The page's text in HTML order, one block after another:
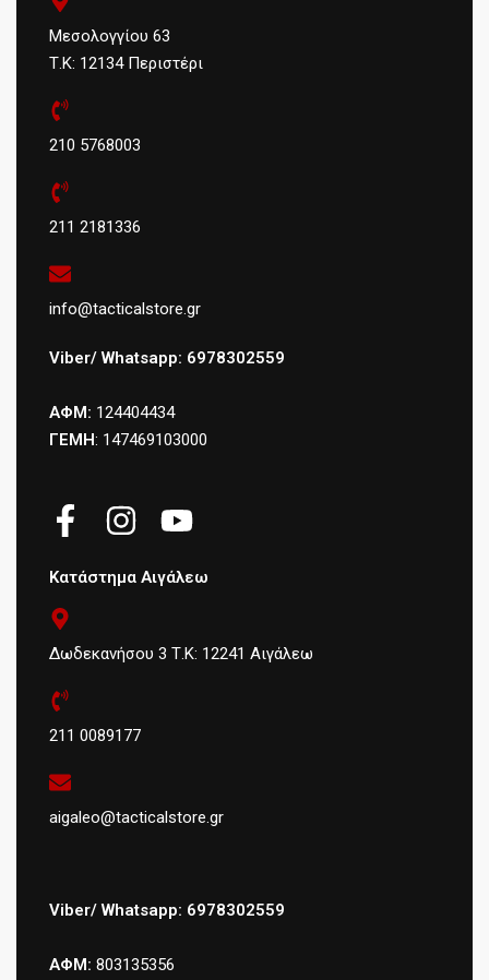
Μεσολογγίου 63
Τ.Κ: 12134 Περιστέρι
210 5768003
211 2181336
info@tacticalstore.gr
Viber/ Whatsapp: 6978302559
ΑΦΜ: 124404434
ΓΕΜΗ: 147469103000
Κατάστημα Αιγάλεω
Δωδεκανήσου 3 Τ.Κ: 12241 Αιγάλεω
211 0089177
aigaleo@tacticalstore.gr
Viber/ Whatsapp: 6978302559
ΑΦΜ: 803135356